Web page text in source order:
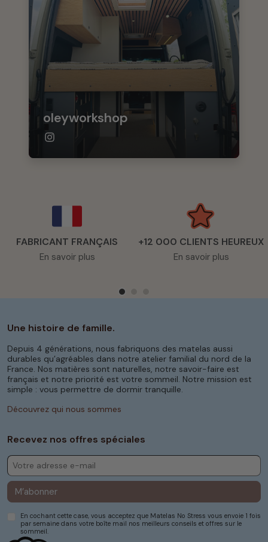
oleyworkshop
FABRICANT FRANÇAIS
En savoir plus
+12 000 CLIENTS HEUREUX
En savoir plus
Une histoire de famille.
Depuis 4 générations, nous fabriquons des matelas aussi
durables qu’agréables dans notre atelier familial du nord de la
France. Nos matières sont naturelles, notre savoir-faire est
français et notre priorité est votre sommeil. Notre mission est
simple : vous permettre de dormir tranquille.
Découvrez qui nous sommes
Recevez nos offres spéciales
M’abonner
En cochant cette case, vous acceptez que Matelas No Stress vous envoie 1 fois
par semaine dans votre boîte mail nos meilleurs conseils et offres sur le
sommeil.